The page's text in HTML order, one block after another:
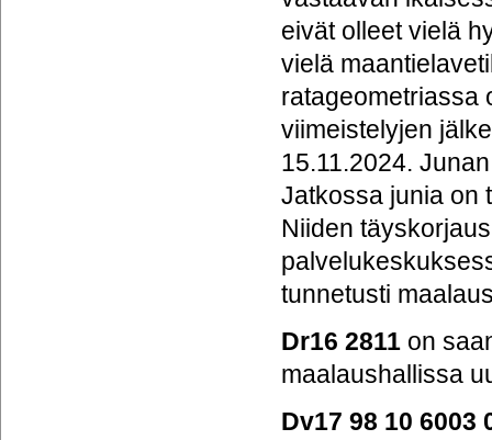
eivät olleet vielä
vielä
ratageometriassa
viimeistelyjen
15.11.2024.
Jatkossa junia on
Niiden
tunnetusti
Dr16 2811 on
maalaushallissa
Dv17 98 10 6003